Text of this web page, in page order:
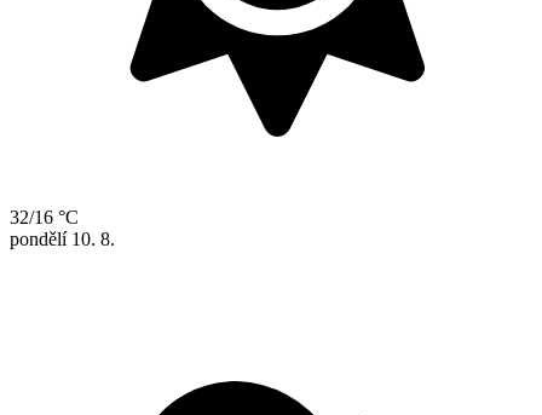
32/16 °C
pondělí 10. 8.